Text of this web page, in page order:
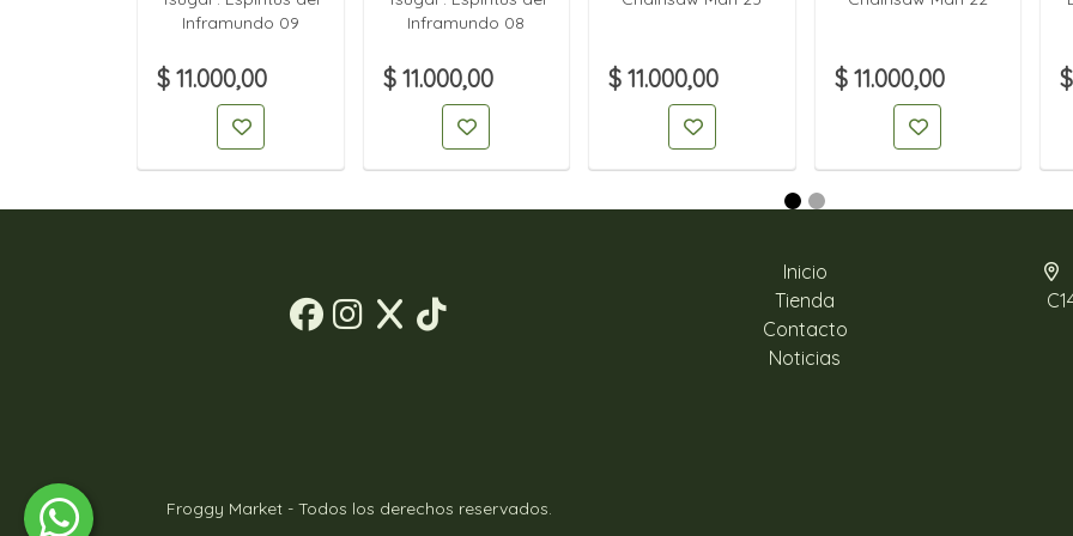
Inframundo 09
$ 11.000,00
Inframundo 08
$ 11.000,00 $ 11.000,00 $ 11.000,00
Inicio
Tienda
Contacto
Noticias
Froggy Market - Todos los derechos reservados.